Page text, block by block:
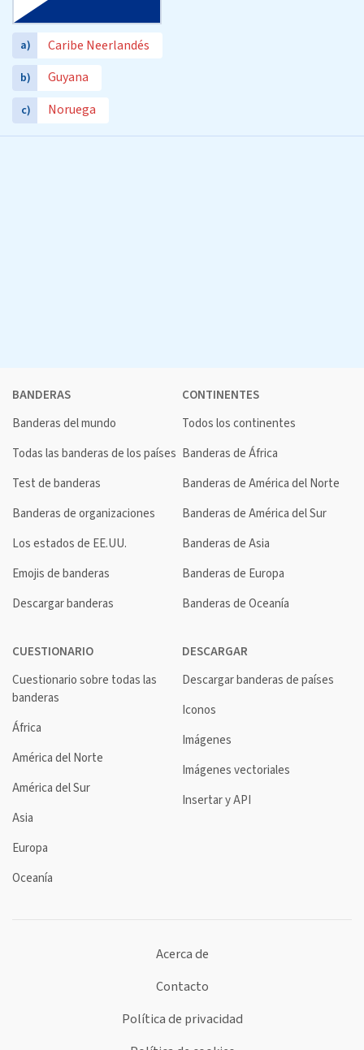
a) Caribe Neerlandés
b) Guyana
c) Noruega
BANDERAS
Banderas del mundo
Todas las banderas de los países
Test de banderas
Banderas de organizaciones
Los estados de EE.UU.
Emojis de banderas
Descargar banderas
CONTINENTES
Todos los continentes
Banderas de África
Banderas de América del Norte
Banderas de América del Sur
Banderas de Asia
Banderas de Europa
Banderas de Oceanía
CUESTIONARIO
Cuestionario sobre todas las
banderas
África
América del Norte
América del Sur
Asia
Europa
Oceanía
DESCARGAR
Descargar banderas de países
Iconos
Imágenes
Imágenes vectoriales
Insertar y API
Acerca de
Contacto
Política de privacidad